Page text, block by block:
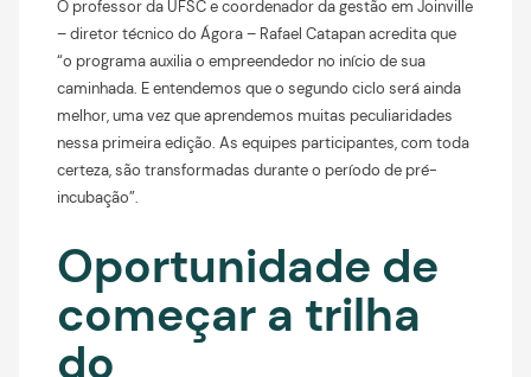
O professor da UFSC e coordenador da gestão em Joinville
– diretor técnico do Ágora – Rafael Catapan acredita que
“o programa auxilia o empreendedor no início de sua
caminhada. E entendemos que o segundo ciclo será ainda
melhor, uma vez que aprendemos muitas peculiaridades
nessa primeira edição. As equipes participantes, com toda
certeza, são transformadas durante o período de pré-
incubação”.
Oportunidade de
começar a trilha
do